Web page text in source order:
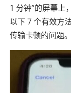
1 分钟”的屏幕上
以下 7 个有效方
传输卡顿的问题。